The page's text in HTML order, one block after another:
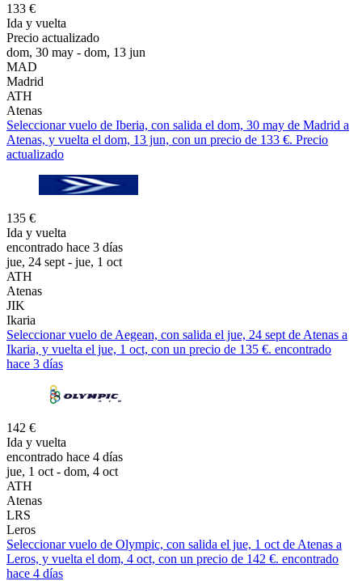
133 €
Ida y vuelta
Precio actualizado
dom, 30 may - dom, 13 jun
MAD
Madrid
ATH
Atenas
Seleccionar vuelo de Iberia, con salida el dom, 30 may de Madrid a
Atenas, y vuelta el dom, 13 jun, con un precio de 133 €. Precio
actualizado
135 €
Ida y vuelta
encontrado hace 3 días
jue, 24 sept - jue, 1 oct
ATH
Atenas
JIK
Ikaria
Seleccionar vuelo de Aegean, con salida el jue, 24 sept de Atenas a
Ikaria, y vuelta el jue, 1 oct, con un precio de 135 €. encontrado
hace 3 días
142 €
Ida y vuelta
encontrado hace 4 días
jue, 1 oct - dom, 4 oct
ATH
Atenas
LRS
Leros
Seleccionar vuelo de Olympic, con salida el jue, 1 oct de Atenas a
Leros, y vuelta el dom, 4 oct, con un precio de 142 €. encontrado
hace 4 días